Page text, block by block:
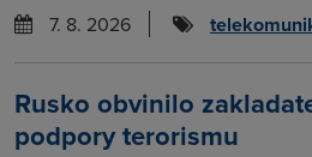
7. 8. 2026
Rusko obvinilo
podpory terorismu